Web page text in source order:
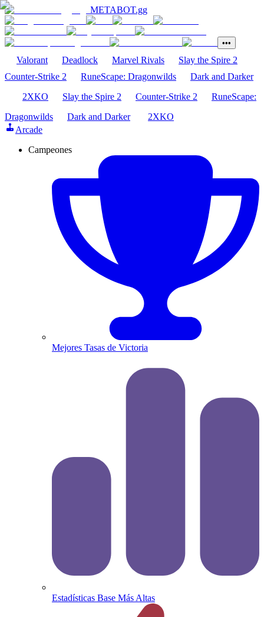
METABOT.gg
•••
Valorant Deadlock Marvel Rivals
Slay the Spire 2
Counter-Strike 2
RuneScape: Dragonwilds
Dark and Darker
2XKO
Slay the Spire 2 Counter-Strike 2
RuneScape:
Dragonwilds
Dark and Darker
2XKO
Arcade
Campeones
Mejores Tasas de Victoria
Estadísticas Base Más Altas